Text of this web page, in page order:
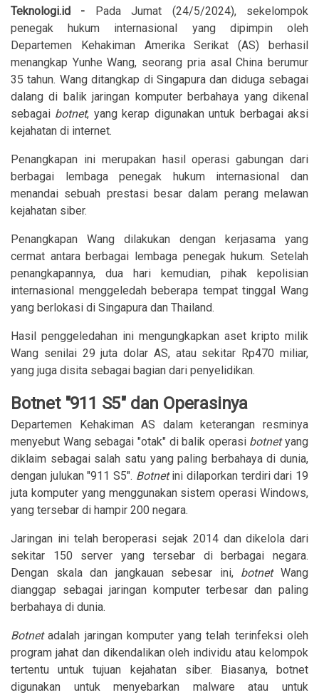
Teknologi.id - Pada Jumat (24/5/2024), sekelompok
penegak hukum internasional yang dipimpin oleh
Departemen Kehakiman Amerika Serikat (AS) berhasil
menangkap Yunhe Wang, seorang pria asal China berumur
35 tahun. Wang ditangkap di Singapura dan diduga sebagai
dalang di balik jaringan komputer berbahaya yang dikenal
sebagai botnet, yang kerap digunakan untuk berbagai aksi
kejahatan di internet.
Penangkapan ini merupakan hasil operasi gabungan dari
berbagai lembaga penegak hukum internasional dan
menandai sebuah prestasi besar dalam perang melawan
kejahatan siber.
Penangkapan Wang dilakukan dengan kerjasama yang
cermat antara berbagai lembaga penegak hukum. Setelah
penangkapannya, dua hari kemudian, pihak kepolisian
internasional menggeledah beberapa tempat tinggal Wang
yang berlokasi di Singapura dan Thailand.
Hasil penggeledahan ini mengungkapkan aset kripto milik
Wang senilai 29 juta dolar AS, atau sekitar Rp470 miliar,
yang juga disita sebagai bagian dari penyelidikan.
Botnet "911 S5" dan Operasinya
Departemen Kehakiman AS dalam keterangan resminya
menyebut Wang sebagai "otak" di balik operasi botnetyang
diklaim sebagai salah satu yang paling berbahaya di dunia,
dengan julukan "911 S5". Botnetini dilaporkan terdiri dari 19
juta komputer yang menggunakan sistem operasi Windows,
yang tersebar di hampir 200 negara.
Jaringan ini telah beroperasi sejak 2014 dan dikelola dari
sekitar 150 server yang tersebar di berbagai negara.
Dengan skala dan jangkauan sebesar ini, botnetWang
dianggap sebagai jaringan komputer terbesar dan paling
berbahaya di dunia.
Botnetadalah jaringan komputer yang telah terinfeksi oleh
program jahat dan dikendalikan oleh individu atau kelompok
tertentu untuk tujuan kejahatan siber. Biasanya, botnet
digunakan untuk menyebarkan malware atau untuk